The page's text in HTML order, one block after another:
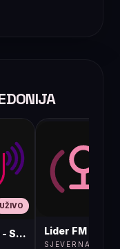
UŽIVO
Skopje, Mcedonia
Lider FM 107,4
SJEVERNA